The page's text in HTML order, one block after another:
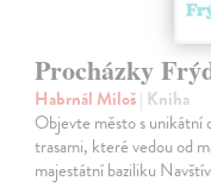
Procházky
Habrnál Miloš| Kniha
Objevte město s unikátní
trasami, které vedou od
majestátní baziliku